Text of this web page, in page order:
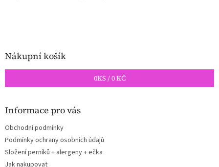
Nákupní košík
0KS /0 KČ
Informace pro vás
Obchodní podmínky
Podmínky ochrany osobních údajů
Složení perníků + alergeny + ečka
Jak nakupovat